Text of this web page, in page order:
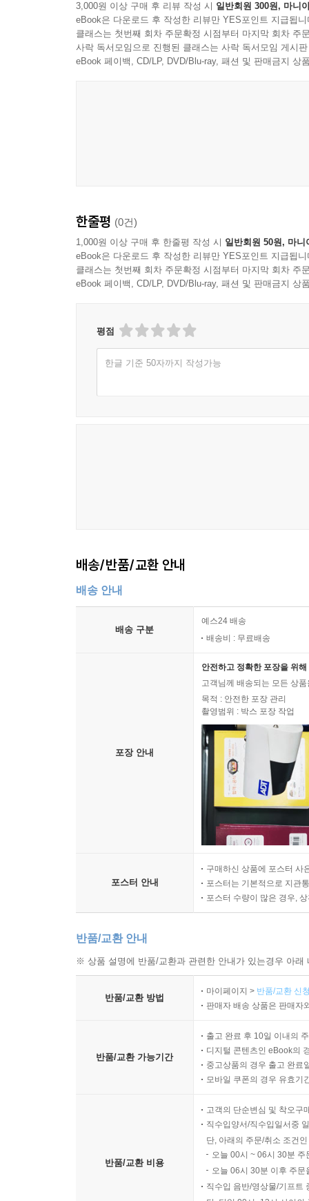
3,000원 이상 구매 후 리뷰 작성 시 일반회원 300원, 마니
eBook은 다운로드 후 작성한 리뷰만 YES포인트 지급됩니
클래스는 첫번째 회차 주문확정 시점부터 마지막 회차 주
사락 독서모임으로 진행된 클래스는 사락 독서모임 게시
eBook 페이백, CD/LP, DVD/Blu-ray, 패션 및 판매금지 상
한줄평 (0건)
1,000원 이상 구매 후 한줄평 작성 시 일반회원 50원, 마니
eBook은 다운로드 후 작성한 리뷰만 YES포인트 지급됩니
클래스는 첫번째 회차 주문확정 시점부터 마지막 회차 주
eBook 페이백, CD/LP, DVD/Blu-ray, 패션 및 판매금지 상
평점
한글 기준 50자까지 작성가능
배송/반품/교환 안내
배송 안내
배송 구분
예스24 배송
배송비 : 무료배송
포장 안내
안전하고 정확한 포장을 위
고객님께 배송되는 모든 상
목적 : 안전한 포장 관리
촬영범위 : 박스 포장 작업
포스터 안내
구매하신 상품에 포스터 사
포스터는 기본적으로 지관
포스터 수량이 많은 경우,
반품/교환 안내
※ 상품 설명에 반품/교환과 관련한 안내가 있는경우 아
반품/교환 방법
마이페이지 > 반품/교환 신
판매자 배송 상품은 판매자
반품/교환 가능기간
출고 완료 후 10일 이내의
디지털 콘텐츠인 eBook의
중고상품의 경우 출고 완료
모바일 쿠폰의 경우 유효기
반품/교환 비용
고객의 단순변심 및 착오구
직수입양서/직수입일서중
단, 아래의 주문/취소 조건
오늘 00시 ~ 06시 30분
오늘 06시 30분 이후 주
직수입 음반/영상물/기프트